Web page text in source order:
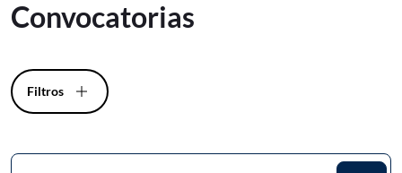
Convocatorias
Filtros